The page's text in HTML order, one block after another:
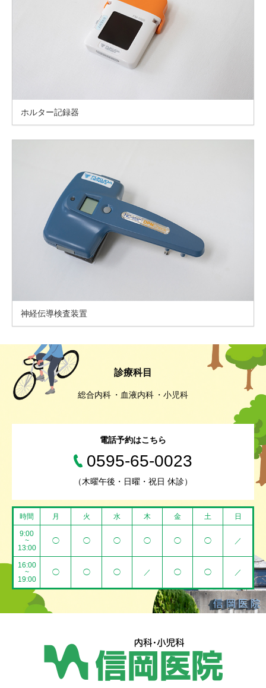
ホルター記録器
神経伝導検査装置
診療科目
総合内科 血液内科 小児科
電話予約はこちら
0595-65-0023
（木曜午後・日曜・祝日 休診）
時間 月 火 水 木 金 土 日
9:00
~
13:00
◯ ◯ ◯ ◯ ◯ ◯ ／
16:00
~
19:00
◯ ◯ ◯ ／ ◯ ◯ ／